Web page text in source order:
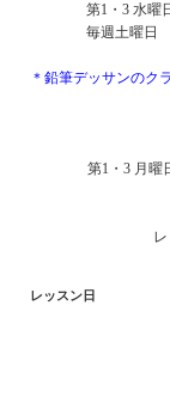
第1・3 水
毎週土曜日
＊鉛筆デッサンの
第1・3 月
レッスン日